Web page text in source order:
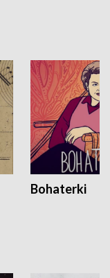
Bohaterki